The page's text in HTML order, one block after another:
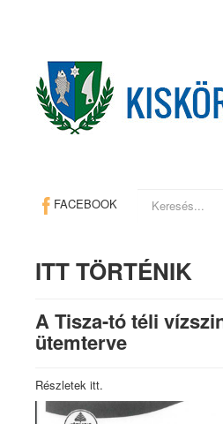
FACEBOOK
ITT TÖRTÉNIK
A Tisza-tó téli
ütemterve
Részletek itt.